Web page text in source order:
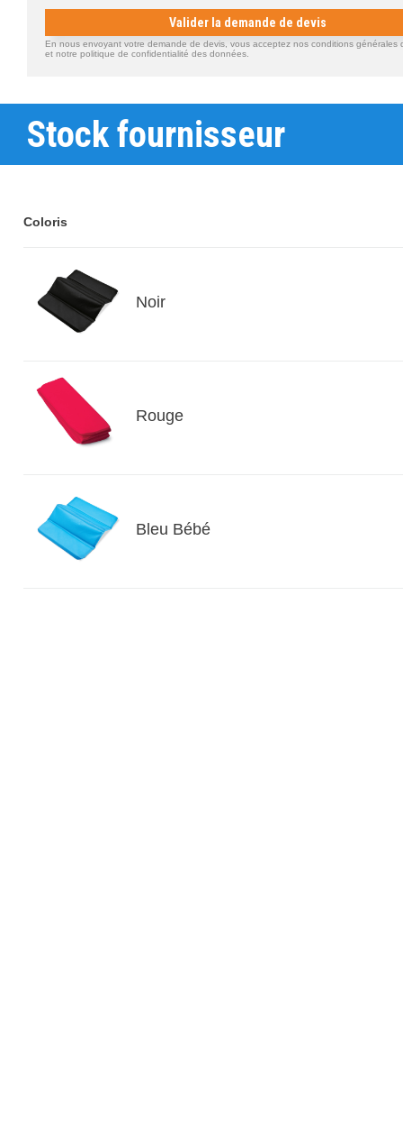
Valider la demande de devis
En nous envoyant votre demande de devis, vous acceptez nos conditions générales
et notre politique de confidentialité des données.
Stock fournisseur
Coloris
Noir
Rouge
Bleu Bébé